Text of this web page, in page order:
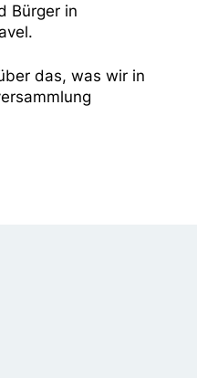
Bürger in
das, was wir in